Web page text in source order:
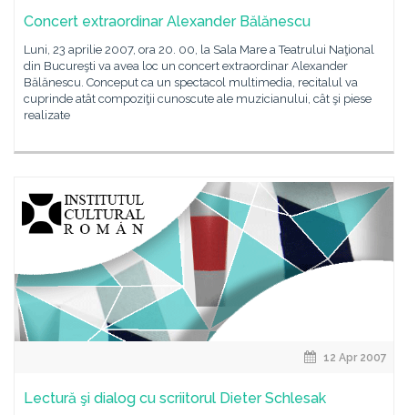
Concert extraordinar Alexander Bălănescu
Luni, 23 aprilie 2007, ora 20. 00, la Sala Mare a Teatrului Naţional
din Bucureşti va avea loc un concert extraordinar Alexander
Bălănescu. Conceput ca un spectacol multimedia, recitalul va
cuprinde atât compoziţii cunoscute ale muzicianului, cât şi piese
realizate
12 Apr 2007
Lectură şi dialog cu scriitorul Dieter Schlesak